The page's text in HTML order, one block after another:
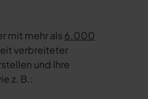
mit mehr als 6.000
verbreiteter
und Ihre
z. B.: